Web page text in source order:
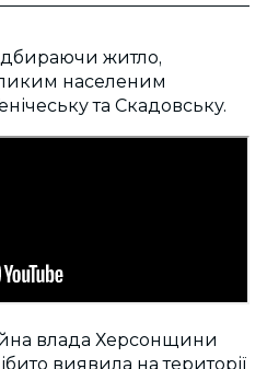
житло,
населеним
та Скадовську.
влада Херсонщини
виявила на території